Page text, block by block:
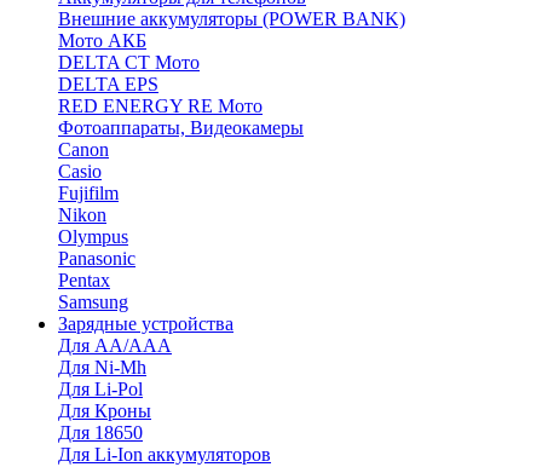
Внешние аккумуляторы (POWER BANK)
Мото АКБ
DELTA CT Мото
DELTA EPS
RED ENERGY RE Мото
Фотоаппараты, Видеокамеры
Canon
Casio
Fujifilm
Nikon
Olympus
Panasonic
Pentax
Samsung
Зарядные устройства
Для AA/AAA
Для Ni-Mh
Для Li-Pol
Для Кроны
Для 18650
Для Li-Ion аккумуляторов